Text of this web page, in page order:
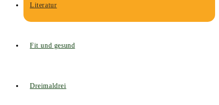
Literatur
Fit und gesund
Dreimaldrei